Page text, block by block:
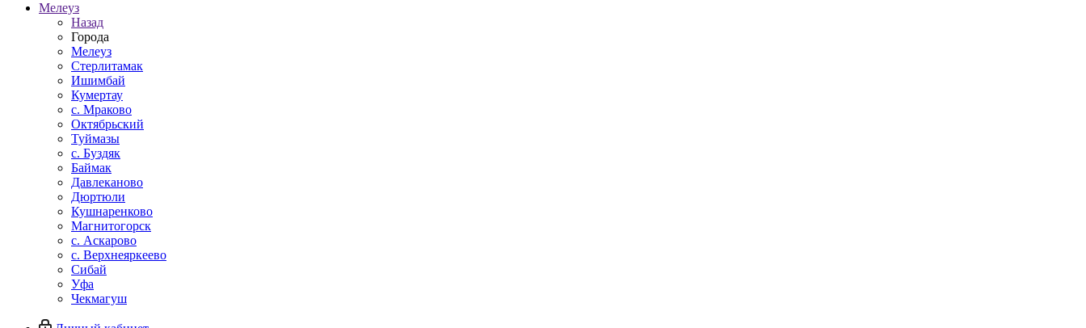
Мелеуз
Назад
Города
Мелеуз
Стерлитамак
Ишимбай
Кумертау
c. Мраково
Октябрьский
Туймазы
c. Буздяк
Баймак
Давлеканово
Дюртюли
Кушнаренково
Магнитогорск
с. Аскарово
с. Верхнеяркеево
Сибай
Уфа
Чекмагуш